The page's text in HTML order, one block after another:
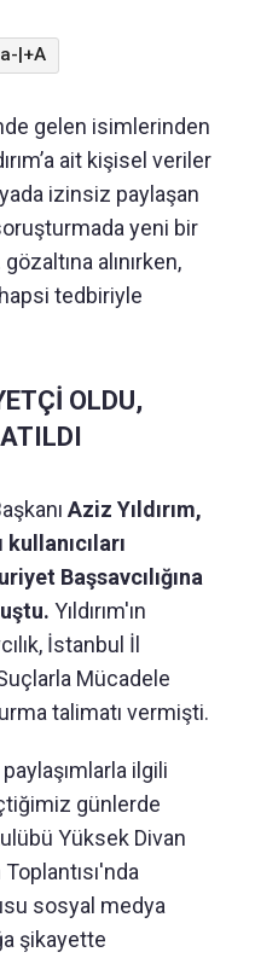
a-|+A
gelen isimlerinden
ait kişisel veriler
izinsiz paylaşan
yeni bir
alınırken,
hapsi tedbiriyle
OLDU,
Aziz Yıldırım,
Başsavcılığına
Yıldırım'ın
İstanbul İl
Mücadele
talimatı vermişti.
ilgili
günlerde
Yüksek Divan
sosyal medya
şikayette